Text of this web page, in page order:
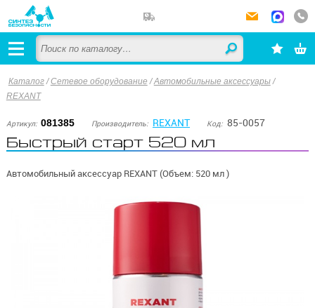
Каталог/Сетевое оборудование /Автомобильные аксессуары /
REXANT
Артикул: 081385 Производитель: REXANT Код: 85-0057
Быстрый старт 520 мл
Автомобильный аксессуар REXANT (Объем: 520 мл )